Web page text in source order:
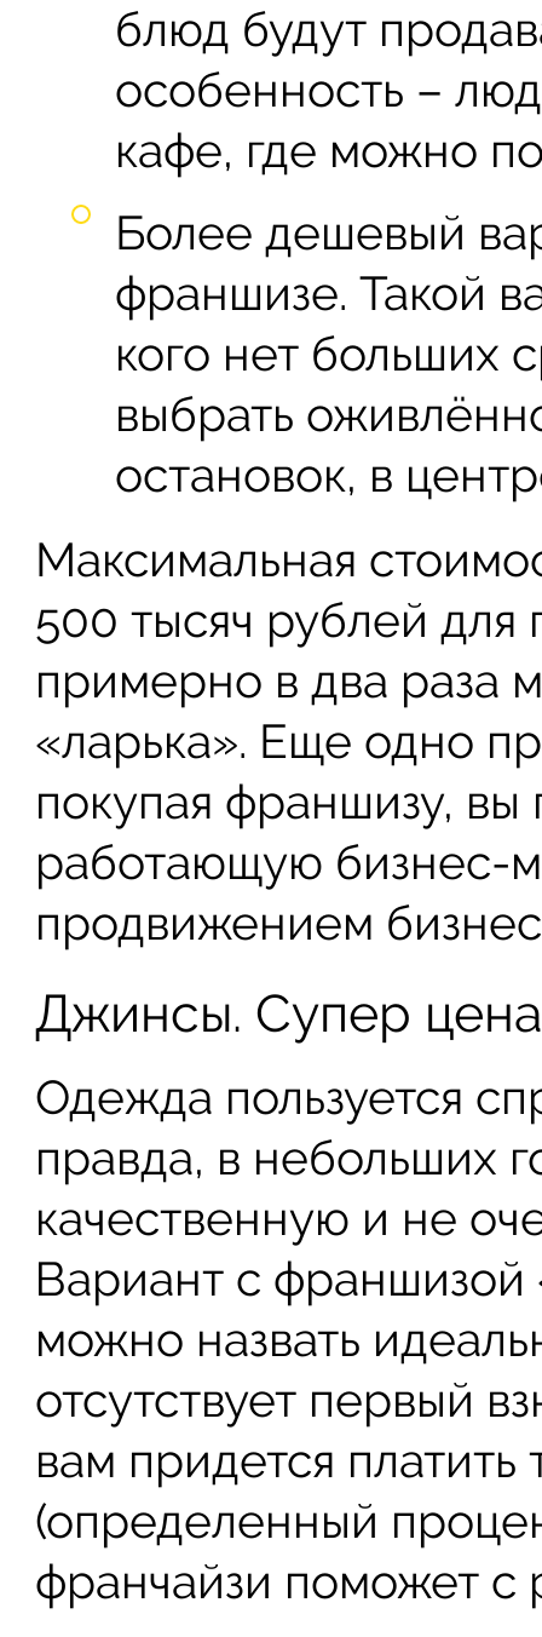
блюд будут
особенность –
кафе, где можно
Более дешевый
франшизе. Такой
кого нет больших
выбрать
остановок, в
Максимальная
500 тысяч рублей
примерно в два раза
«ларька». Еще одно
покупая франшизу, вы
работающую бизнес-
продвижением
Джинсы. Супер цена
Одежда пользуется
правда, в небольших
качественную и не
Вариант с
можно назвать
отсутствует первый
вам придется платить
(определенный
франчайзи поможет